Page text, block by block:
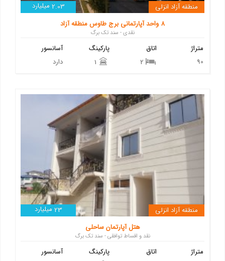
2.03 میلیارد
منطقه آزاد انزلی
8 واحد آپارتمانی برج طاوس منطقه آزاد
نقدی - سند تک برگ
آسانسور
دارد
پارکینگ
اتاق
متراژ
90
23 میلیارد
منطقه آزاد انزلی
هتل آپارتمان ساحلی
نقد و اقساط توافقی - سند تک برگ
آسانسور
پارکینگ
اتاق
متراژ